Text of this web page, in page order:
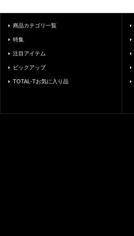
商品カテゴリ一覧
特集
注目アイテム
ピックアップ
TOTAL-Tお気に入り品